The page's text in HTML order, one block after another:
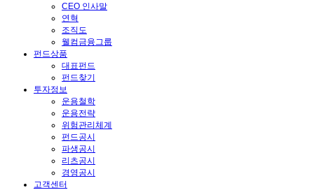
CEO 인사말
연혁
조직도
웰컴금융그룹
펀드상품
대표펀드
펀드찾기
투자정보
운용철학
운용전략
위험관리체계
펀드공시
파생공시
리츠공시
경영공시
고객센터